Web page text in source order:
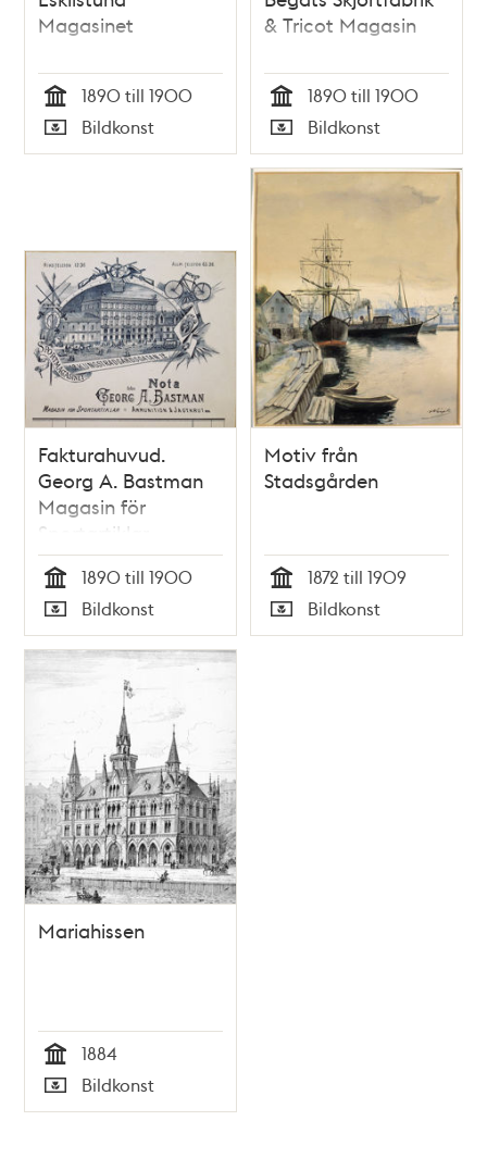
Magasinet
Tid
1890 till 1900
Typ
Bildkonst
& Tricot Magasin
Tid
1890 till 1900
Typ
Bildkonst
Fakturahuvud.
Georg A. Bastman
Magasin för
Sportartiklar,
Ammunition &
Jagtkrut
Tid
1890 till 1900
Typ
Bildkonst
Motiv från
Stadsgården
Tid
1872 till 1909
Typ
Bildkonst
Mariahissen
Tid
1884
Typ
Bildkonst